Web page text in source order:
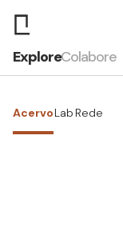
ExploreColabore
AcervoLab Rede